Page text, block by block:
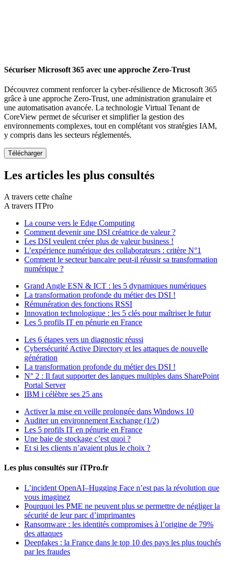
Sécuriser Microsoft 365 avec une approche Zero-Trust
Découvrez comment renforcer la cyber-résilience de Microsoft 365
grâce à une approche Zero-Trust, une administration granulaire et
une automatisation avancée. La technologie Virtual Tenant de
CoreView permet de sécuriser et simplifier la gestion des
environnements complexes, tout en complétant vos stratégies IAM,
y compris dans les secteurs réglementés.
Les articles les plus consultés
A travers cette chaîne
A travers ITPro
La course vers le Edge Computing
Comment devenir une DSI créatrice de valeur ?
Les DSI veulent créer plus de valeur business !
L’expérience numérique des collaborateurs : critère N°1
Comment le secteur bancaire peut-il réussir sa transformation
numérique ?
Grand Angle ESN & ICT : les 5 dynamiques numériques
La transformation profonde du métier des DSI !
Rémunération des fonctions RSSI
Innovation technologique : les 5 clés pour maîtriser le futur
Les 5 profils IT en pénurie en France
Les 6 étapes vers un diagnostic réussi
Cybersécurité Active Directory et les attaques de nouvelle
génération
La transformation profonde du métier des DSI !
N° 2 : Il faut supporter des langues multiples dans SharePoint
Portal Server
IBM i célèbre ses 25 ans
Activer la mise en veille prolongée dans Windows 10
Auditer un environnement Exchange (1/2)
Les 5 profils IT en pénurie en France
Une baie de stockage c’est quoi ?
Et si les clients n’avaient plus le choix ?
Les plus consultés sur iTPro.fr
L’incident OpenAI–Hugging Face n’est pas la révolution que
vous imaginez
Pourquoi les PME ne peuvent plus se permettre de négliger la
sécurité de leur parc d’imprimantes
Ransomware : les identités compromises à l’origine de 79%
des attaques
Deepfakes : la France dans le top 10 des pays les plus touchés
par les fraudes